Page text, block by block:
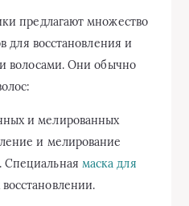
предлагают множество
для восстановления и
волосами. Они обычно
и мелированных
и мелирование
Специальная маска для